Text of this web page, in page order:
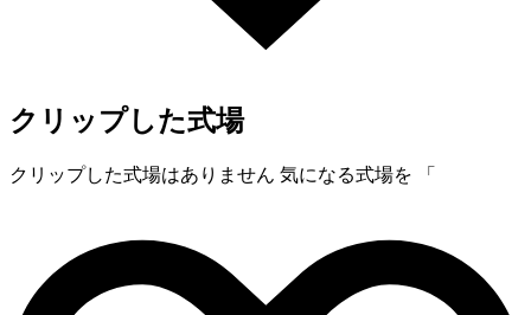
クリップした式場
クリップした式場はありません 気になる式場を 「